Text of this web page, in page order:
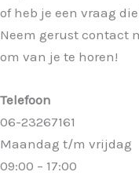
of heb je een vraag
Neem gerust contact
om van je te horen!
Telefoon
06-23267161
Maandag t/m vrijdag
09:00 – 17:00